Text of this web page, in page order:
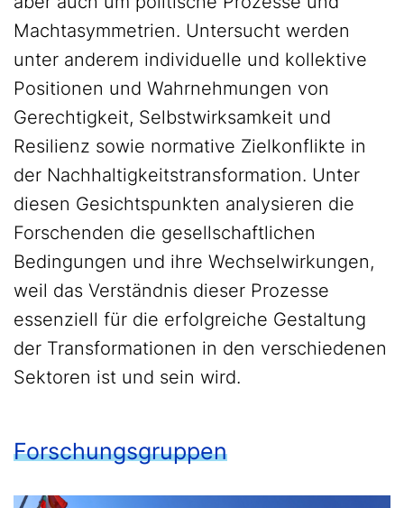
Machtasymmetrien. Untersucht werden
unter anderem individuelle und kollektive
Positionen und Wahrnehmungen von
Gerechtigkeit, Selbstwirksamkeit und
Resilienz sowie normative Zielkonflikte in
der Nachhaltigkeitstransformation. Unter
diesen Gesichtspunkten analysieren die
Forschenden die gesellschaftlichen
Bedingungen und ihre Wechselwirkungen,
weil das Verständnis dieser Prozesse
essenziell für die erfolgreiche Gestaltung
der Transformationen in den verschiedenen
Sektoren ist und sein wird.
Forschungsgruppen